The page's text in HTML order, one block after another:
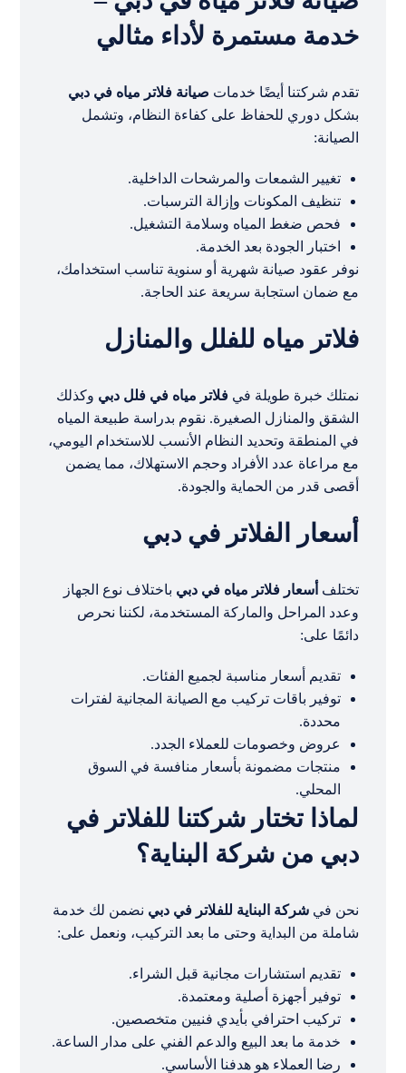
خدمة مستمرة لأداء مثالي
تقدم شركتنا أيضًا خدمات صيانة فلاتر مياه في دبي
بشكل دوري للحفاظ على كفاءة النظام، وتشمل
الصيانة:
تغيير الشمعات والمرشحات الداخلية.
تنظيف المكونات وإزالة الترسبات.
فحص ضغط المياه وسلامة التشغيل.
اختبار الجودة بعد الخدمة.
نوفر عقود صيانة شهرية أو سنوية تناسب استخدامك،
مع ضمان استجابة سريعة عند الحاجة.
فلاتر مياه للفلل والمنازل
نمتلك خبرة طويلة فيفلاتر مياه في فلل دبي وكذلك
الشقق والمنازل الصغيرة. نقوم بدراسة طبيعة المياه
في المنطقة وتحديد النظام الأنسب للاستخدام اليومي،
مع مراعاة عدد الأفراد وحجم الاستهلاك، مما يضمن
أقصى قدر من الحماية والجودة.
أسعار الفلاتر في دبي
تختلف أسعار فلاتر مياه في دبي باختلاف نوع الجهاز
وعدد المراحل والماركة المستخدمة، لكننا نحرص
دائمًا على:
تقديم أسعار مناسبة لجميع الفئات.
توفير باقات تركيب مع الصيانة المجانية لفترات
محددة.
عروض وخصومات للعملاء الجدد.
منتجات مضمونة بأسعار منافسة في السوق
المحلي.
لماذا تختار شركتنا للفلاتر في
دبي من شركة البناية؟
نحن فيشركة البناية للفلاتر في دبي نضمن لك خدمة
شاملة من البداية وحتى ما بعد التركيب، ونعمل على:
تقديم استشارات مجانية قبل الشراء.
توفير أجهزة أصلية ومعتمدة.
تركيب احترافي بأيدي فنيين متخصصين.
خدمة ما بعد البيع والدعم الفني على مدار الساعة.
رضا العملاء هو هدفنا الأساسي.